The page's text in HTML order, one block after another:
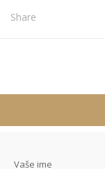
Share
Vaše ime